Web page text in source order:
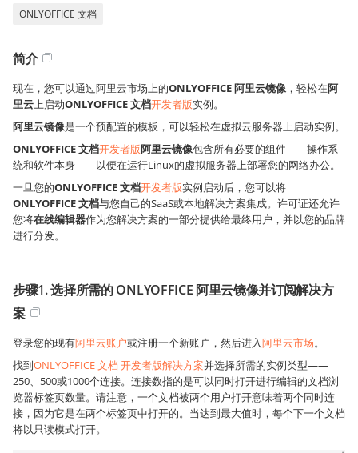
ONLYOFFICE 文档
简介
现在，您可以通过阿里云市场上的ONLYOFFICE 阿里云镜像 ，轻松在阿
里云上启动ONLYOFFICE 文档开发者版实例。
阿里云镜像是一个预配置的模板，可以轻松在虚拟云服务器上启动实例。
ONLYOFFICE 文档开发者版阿里云镜像包含所有必要的组件——操作系
统和软件本身——以便在运行Linux的虚拟服务器上部署您的网络办公。
一旦您的ONLYOFFICE 文档开发者版实例启动后，您可以将
ONLYOFFICE 文档与您自己的SaaS或本地解决方案集成。许可证还允许
您将在线编辑器作为您解决方案的一部分提供给最终用户，并以您的品牌
进行分发。
步骤1. 选择所需的 ONLYOFFICE 阿里云镜像并订阅解决方
案
登录您的现有阿里云账户或注册一个新账户，然后进入阿里云市场。
找到ONLYOFFICE 文档 开发者版解决方案并选择所需的实例类型——
250、500或1000个连接。连接数指的是可以同时打开进行编辑的文档浏
览器标签页数量。请注意，一个文档被两个用户打开意味着两个同时连
接，因为它是在两个标签页中打开的。当达到最大值时，每个下一个文档
将以只读模式打开。